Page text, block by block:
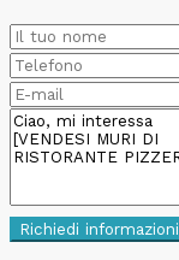
Richiedi informazioni